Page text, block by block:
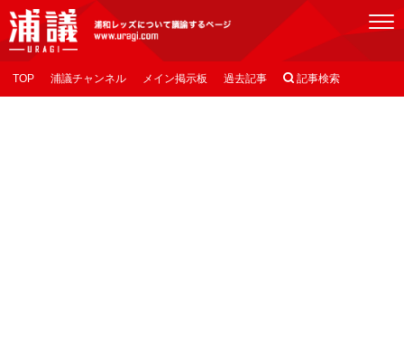
[浦議]浦和レッズについて議論するページ
TOP 浦議チャンネル メイン掲示板 過去記事  記事検索